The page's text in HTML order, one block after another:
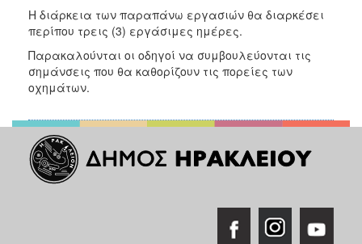
Η διάρκεια των παραπάνω εργασιών θα διαρκέσει
περίπου τρεις (3) εργάσιμες ημέρες.
Παρακαλούνται οι οδηγοί να συμβουλεύονται τις
σημάνσεις που θα καθορίζουν τις πορείες των
οχημάτων.